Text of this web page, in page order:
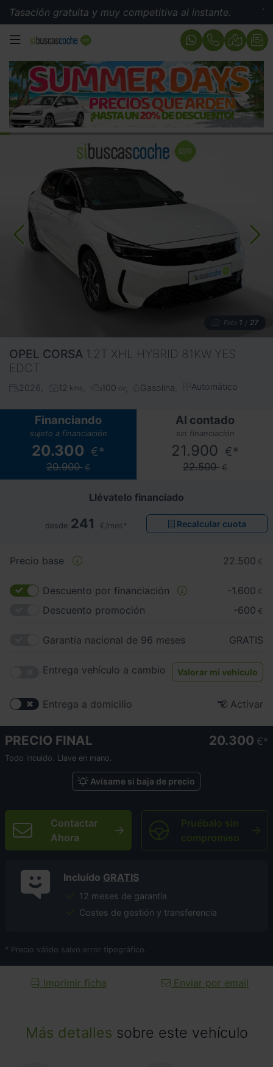
gratuita y muy competitiva al instante.
MENÚ
Foto 1 / 27
OPEL CORSA 1.2T XHL HYBRID 81KW YES
EDCT
2026 12 kms 100 cv Gasolina Automático
Más detalles sobre este vehículo
Financiando
sujeto a financiación
20.300 €*
20.900 €
Al contado
sin financiación
21.900 €*
22.500 €
Llévatelo financiado
desde 241 €/mes* Recalcular cuota
Precio base 22.500 €
Descuento por financiación -1.600 €
Descuento promoción -600 €
Garantía nacional de 96 meses GRATIS
Entrega vehículo a cambio Valorar mi vehículo
Entrega a domicilio Activar
PRECIO FINAL 20.300 €
Todo incuido. Llave en mano.
Avísame si baja de precio
Contactar
Ahora
Pruébalo sin
compromiso
Incluído GRATIS
12 meses de garantía
Costes de gestión y transferencia
* Precio válido salvo error tipográfico.
Imprimir ficha Enviar por email